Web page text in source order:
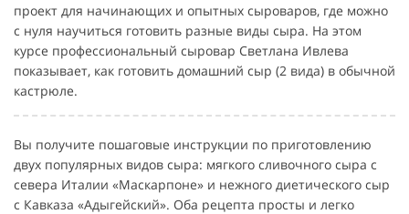
проект для начинающих и опытных сыроваров, где можно
с нуля научиться готовить разные виды сыра. На этом
курсе профессиональный сыровар Светлана Ивлева
показывает, как готовить домашний сыр (2 вида) в обычной
кастрюле.
Вы получите пошаговые инструкции по приготовлению
двух популярных видов сыра: мягкого сливочного сыра с
севера Италии «Маскарпоне» и нежного диетического сыр
с Кавказа «Адыгейский». Оба рецепта просты и легко